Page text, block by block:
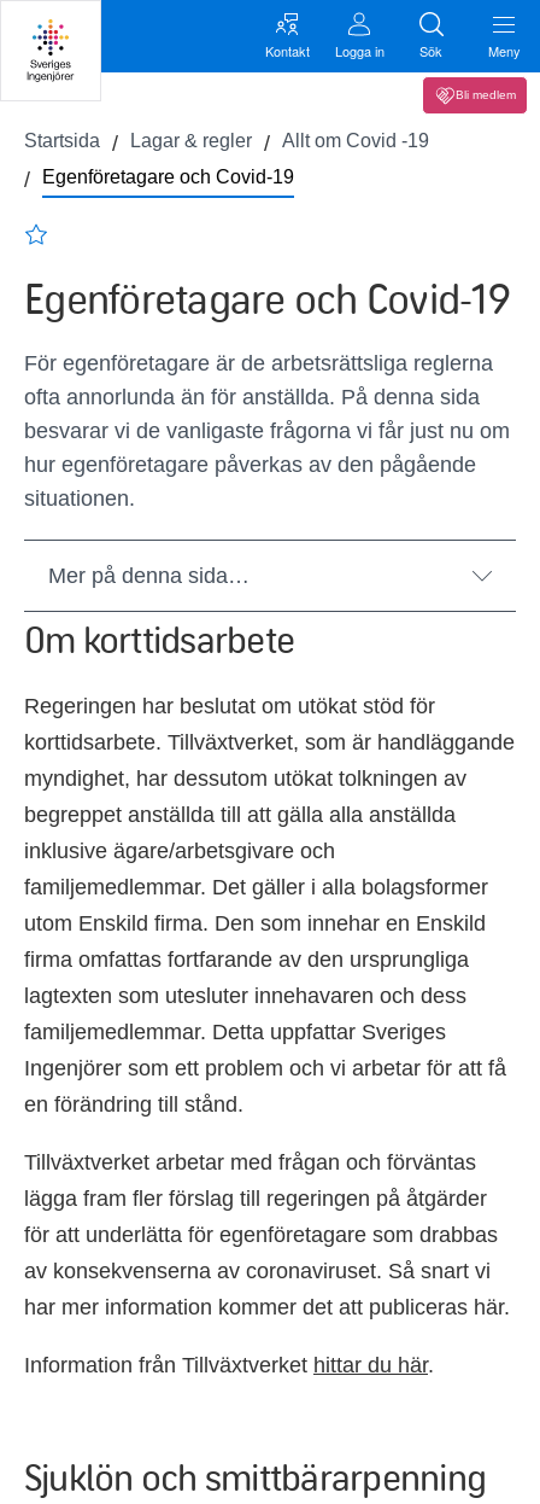
Kontakt Logga in Sök Meny
Bli medlem
Startsida Lagar & regler
Allt om Covid -19
Egenföretagare och Covid-19
Egenföretagare och Covid-19
För egenföretagare är de arbetsrättsliga reglerna
ofta annorlunda än för anställda. På denna sida
besvarar vi de vanligaste frågorna vi får just nu om
hur egenföretagare påverkas av den pågående
situationen.
Mer på denna sida…
Om korttidsarbete
Regeringen har beslutat om utökat stöd för
korttidsarbete. Tillväxtverket, som är handläggande
myndighet, har dessutom utökat tolkningen av
begreppet anställda till att gälla alla anställda
inklusive ägare/arbetsgivare och
familjemedlemmar. Det gäller i alla bolagsformer
utom Enskild firma. Den som innehar en Enskild
firma omfattas fortfarande av den ursprungliga
lagtexten som utesluter innehavaren och dess
familjemedlemmar. Detta uppfattar Sveriges
Ingenjörer som ett problem och vi arbetar för att få
en förändring till stånd.
Tillväxtverket arbetar med frågan och förväntas
lägga fram fler förslag till regeringen på åtgärder
för att underlätta för egenföretagare som drabbas
av konsekvenserna av coronaviruset. Så snart vi
har mer information kommer det att publiceras här.
Information från Tillväxtverket hittar du här.
Sjuklön och smittbärarpenning